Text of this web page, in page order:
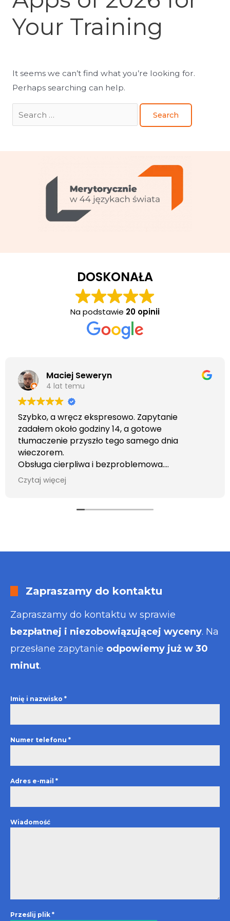
Your Training
It seems we can’t find what you’re looking for.
Perhaps searching can help.
DOSKONAŁA
Na podstawie 20 opinii
Maciej Seweryn
4 lat temu
Szybko, a wręcz ekspresowo. Zapytanie
zadałem około godziny 14, a gotowe
tłumaczenie przyszło tego samego dnia
wieczorem.
Obsługa cierpliwa i bezproblemowa.
Otrzymałem wszelkie informacje i porady jaka
usługa będzie dla mnie najlepsza. Faktura także
Czytaj więcej
Zapraszamy do kontaktu
Zapraszamy do kontaktu w sprawie
bezpłatnej i niezobowiązującej wyceny. Na
przesłane zapytanie odpowiemy już w 30
minut.
Imię i nazwisko *
Numer telefonu *
Adres e-mail *
Wiadomość
Prześlij plik *